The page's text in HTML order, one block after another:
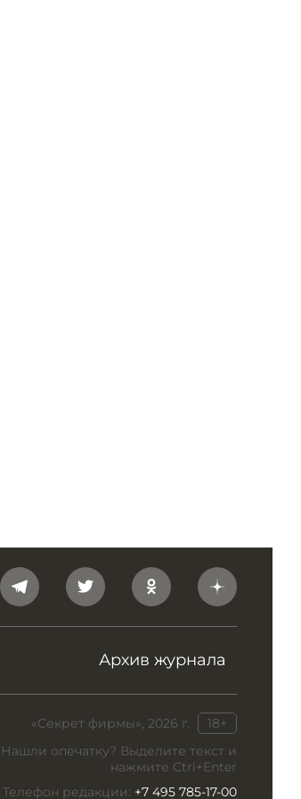
Архив журнала
«Секрет фирмы», 2026 г.
18+
Нашли опечатку? Выделите текст и
нажмите Ctrl+Enter
Телефон редакции: +7 495 785-17-00